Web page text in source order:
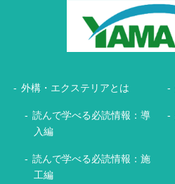
外構・エクステリアとは
読んで学べる必読情報：導
入編
読んで学べる必読情報：施
工編